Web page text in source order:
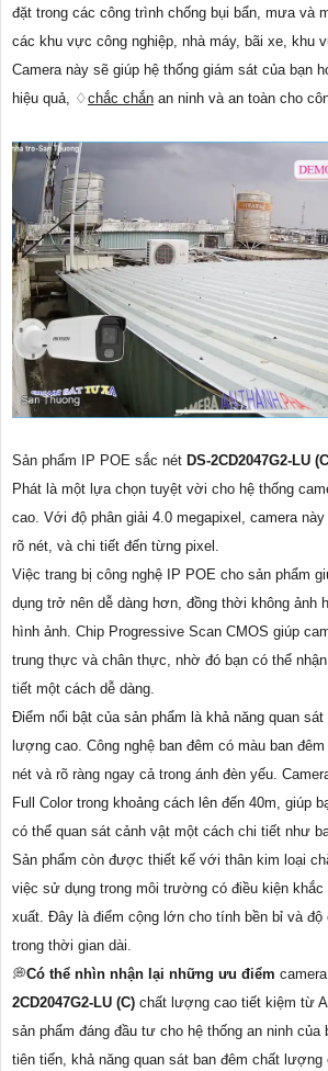
đặt trong các công trình chống bụi bẩn, mưa và
các khu vực công nghiệp, nhà máy, bãi xe, khu
Camera này sẽ giúp hệ thống giám sát của bạn
hiệu quả, ♢chắc chắn an ninh và an toàn cho
Sản phẩm IP POE sắc nét DS-2CD2047G2-LU
Phát là một lựa chọn tuyệt vời cho hệ thống
cao. Với độ phân giải 4.0 megapixel, camera
rõ nét, và chi tiết đến từng pixel.
Việc trang bị công nghệ IP POE cho sản phẩm
dụng trở nên dễ dàng hơn, đồng thời không ảnh
hình ảnh. Chip Progressive Scan CMOS giúp
trung thực và chân thực, nhờ đó bạn có thể
tiết một cách dễ dàng.
Điểm nổi bật của sản phẩm là khả năng quan
lượng cao. Công nghệ ban đêm có màu ban
nét và rõ ràng ngay cả trong ánh đèn yếu.
Full Color trong khoảng cách lên đến 40m, giúp
có thể quan sát cảnh vật một cách chi tiết như
Sản phẩm còn được thiết kế với thân kim loại
việc sử dụng trong môi trường có điều kiện
xuất. Đây là điểm cộng lớn cho tính bền bỉ và độ
trong thời gian dài.
💭Có thể nhìn nhận lại những ưu điểm
2CD2047G2-LU (C) chất lượng cao tiết kiệm từ
sản phẩm đáng đầu tư cho hệ thống an ninh của
tiên tiến, khả năng quan sát ban đêm chất